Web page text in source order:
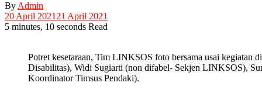
By Admin
20 April 2021 21 April 2021
5 minutes, 10 seconds Read
Potret kesetaraan, Tim LINKSOS foto bersama usai
Disabilitas), Widi Sugiarti (non difabel- Sekjen LINKSOS),
Koordinator Timsus Pendaki).